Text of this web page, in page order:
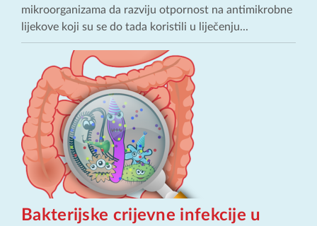
mikroorganizama da razviju otpornost na antimikrobne
lijekove koji su se do tada koristili u liječenju...
Bakterijske crijevne infekcije u